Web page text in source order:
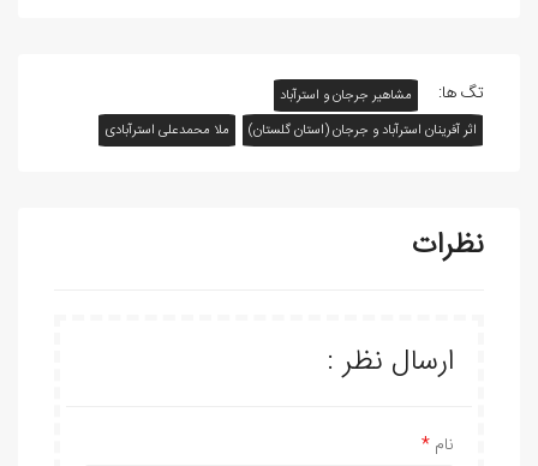
تگ ها:
مشاهیر جرجان و استرآباد
اثر آفرينان استرآباد و جرجان (استان گلستان)
ملا محمدعلی استرآبادی
نظرات
ارسال نظر :
نام